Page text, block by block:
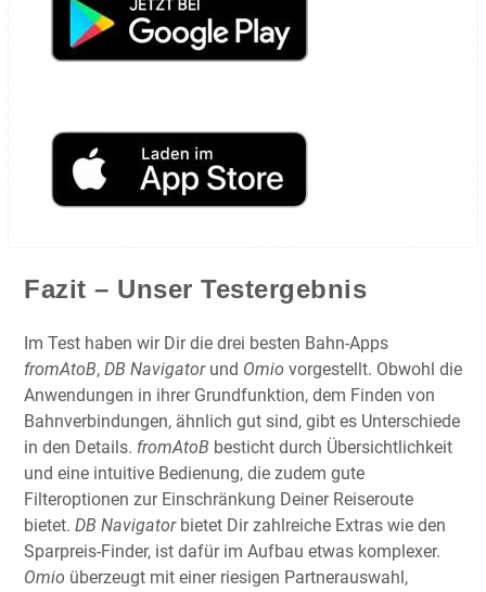
Fazit – Unser Testergebnis
Im Test haben wir Dir die drei besten Bahn-Apps
fromAtoB, DB Navigatorund Omio vorgestellt. Obwohl die
Anwendungen in ihrer Grundfunktion, dem Finden von
Bahnverbindungen, ähnlich gut sind, gibt es Unterschiede
in den Details. fromAtoB besticht durch Übersichtlichkeit
und eine intuitive Bedienung, die zudem gute
Filteroptionen zur Einschränkung Deiner Reiseroute
bietet. DB Navigatorbietet Dir zahlreiche Extras wie den
Sparpreis-Finder, ist dafür im Aufbau etwas komplexer.
Omio überzeugt mit einer riesigen Partnerauswahl,